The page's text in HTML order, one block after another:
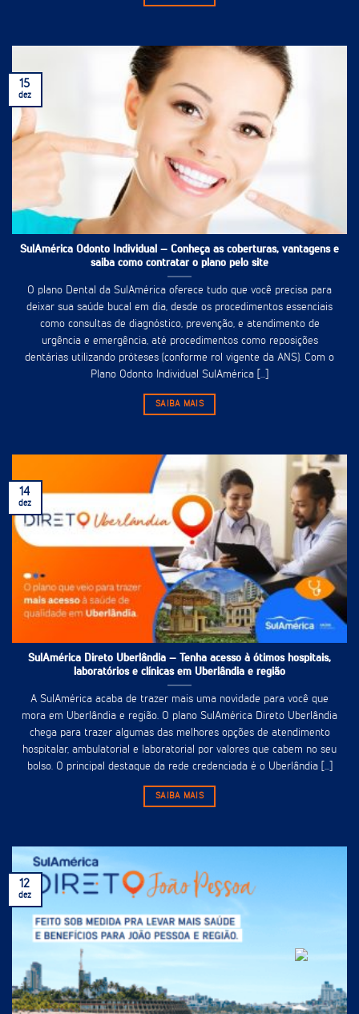
SulAmérica Odonto Individual – Conheça as coberturas, vantagens e
saiba como contratar o plano pelo site
O plano Dental da SulAmérica oferece tudo que você precisa para
deixar sua saúde bucal em dia, desde os procedimentos essenciais
como consultas de diagnóstico, prevenção, e atendimento de
urgência e emergência, até procedimentos como reposições
dentárias utilizando próteses (conforme rol vigente da ANS). Com o
Plano Odonto Individual SulAmérica [...]
SAIBA MAIS
15
dez
SulAmérica Direto Uberlândia – Tenha acesso à ótimos hospitais,
laboratórios e clínicas em Uberlândia e região
A SulAmérica acaba de trazer mais uma novidade para você que
mora em Uberlândia e região. O plano SulAmérica Direto Uberlândia
chega para trazer algumas das melhores opções de atendimento
hospitalar, ambulatorial e laboratorial por valores que cabem no seu
bolso. O principal destaque da rede credenciada é o Uberlândia [...]
SAIBA MAIS
14
dez
12
dez